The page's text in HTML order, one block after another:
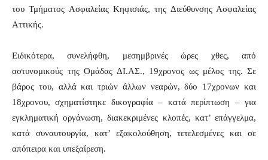
του Τμήματος Ασφαλείας Κηφισιάς, της Διεύθυνσης Ασφαλείας
Αττικής.
Ειδικότερα, συνελήφθη, μεσημβρινές ώρες χθες, από
αστυνομικούς της Ομάδας ΔΙ.ΑΣ., 19χρονος ως μέλος της. Σε
βάρος του, αλλά και τριών άλλων νεαρών, δύο 17χρονων και
18χρονου, σχηματίστηκε δικογραφία – κατά περίπτωση – για
εγκληματική οργάνωση, διακεκριμένες κλοπές, κατ’ επάγγελμα,
κατά συναυτουργία, κατ’ εξακολούθηση, τετελεσμένες και σε
απόπειρα και υπεξαίρεση.